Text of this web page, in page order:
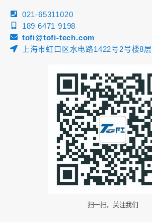
021-65311020
189 6471 9198
tofi@tofi-tech.com
上海市虹口区水电路1422号2号楼8层
扫一扫，关注我们